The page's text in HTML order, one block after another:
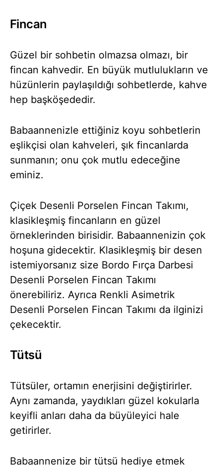
Fincan
Güzel bir sohbetin olmazsa olmazı, bir
fincan kahvedir. En büyük mutlulukların ve
hüzünlerin paylaşıldığı sohbetlerde, kahve
hep başköşededir.
Babaannenizle ettiğiniz koyu sohbetlerin
eşlikçisi olan kahveleri, şık fincanlarda
sunmanın; onu çok mutlu edeceğine
eminiz.
Çiçek Desenli Porselen Fincan Takımı,
klasikleşmiş fincanların en güzel
örneklerinden birisidir. Babaannenizin çok
hoşuna gidecektir. Klasikleşmiş bir desen
istemiyorsanız size Bordo Fırça Darbesi
Desenli Porselen Fincan Takımı
önerebiliriz. Ayrıca Renkli Asimetrik
Desenli Porselen Fincan Takımı da ilginizi
çekecektir.
Tütsü
Tütsüler, ortamın enerjisini değiştirirler.
Aynı zamanda, yaydıkları güzel kokularla
keyifli anları daha da büyüleyici hale
getirirler.
Babaannenize bir tütsü hediye etmek